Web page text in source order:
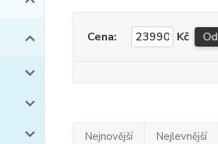
Cena: Kč Od
Nejnovější Nejlevnější